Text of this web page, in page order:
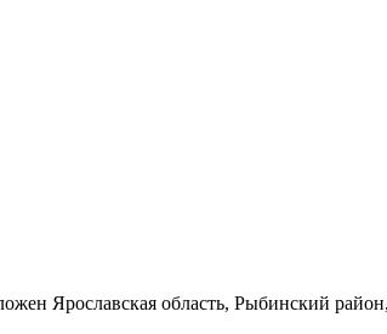
Ярославская область, Рыбинский